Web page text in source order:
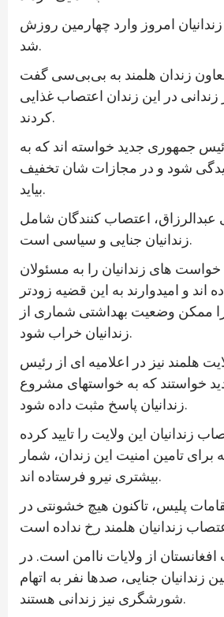
امروز وارد چهارمین روزش
شد.
زندان هلمند به بی‌بی‌سی گفت
در این زندان اعتصاب غذایی
کردند.
جمهوری جدید خواسته اند که به
شود و در مجازات شان تخفیف
بیاید.
عبدالرزاق، اعتصاب کنندگان شامل
زندانیان جنایی و سیاسی است.
های زندانیان را به مسئولان
اند و امیدوارند به این قضیه زودتر
ممکن وضعیت بهداشتی شماری از
زندانیان خراب شود.
هلمند نیز در اعلامیه ای از رئیس
خواستند که به خواستهای مشروع
زندانیان پاسخ مثبت داده شود.
زندانیان این ولایت را تایید کرده
تامین امنیت این زندان، شمار
بیشتری نیرو فرستاده اند.
پلیس، تاکنون هیچ خشونتی در
از ولایات ناامن است. در
زندانیان جنایی، صدها نفر به اتهام
شورشگری نیز زندانی هستند.